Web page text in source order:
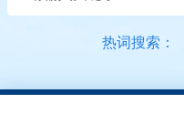
热词搜索：